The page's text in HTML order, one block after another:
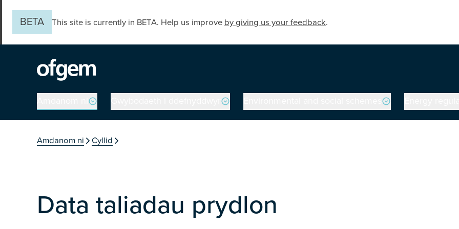
BETA
This site is currently in BETA. Help us improve by giving us your feedback.
Main navigation
You are in the section
Amdanom ni Cyllid
Data taliadau prydlon